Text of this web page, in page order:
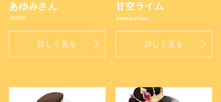
あゆみさん
詳しく見る
甘空ライム
詳しく見る